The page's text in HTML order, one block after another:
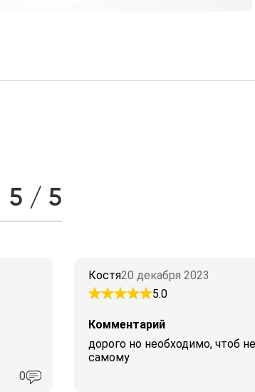
5 / 5
0
Костя20 декабря 2023
5.0
Комментарий
дорого но необходимо, чтоб
самому